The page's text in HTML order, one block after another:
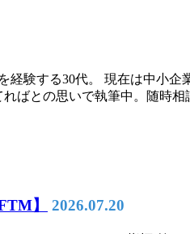
経験する30代。 現在は中小
ばとの思いで執筆中。随時相
】 2026.07.20